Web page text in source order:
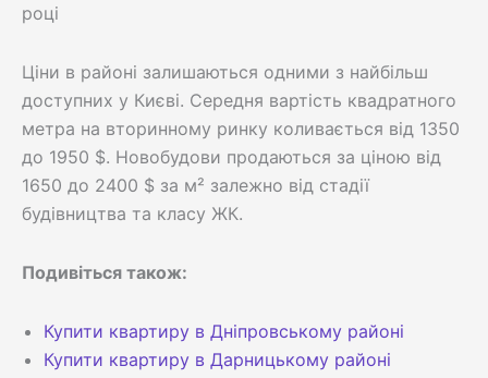
році
Ціни в районі залишаються одними з найбільш
доступних у Києві. Cередня вартість квадратного
метра на вторинному ринку коливається від 1350
до 1950 $. Новобудови продаються за ціною від
1650 до 2400 $ за м² залежно від стадії
будівництва та класу ЖК.
Подивіться також:
Купити квартиру в Дніпровському районі
Купити квартиру в Дарницькому районі